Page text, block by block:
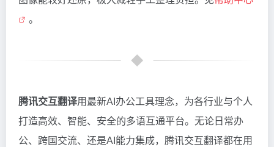
。
腾讯交互翻译用最新AI办公工具理念，为各行业与个人
打造高效、智能、安全的多语互通平台。无论日常办
公、跨国交流、还是AI能力集成，腾讯交互翻译都在用